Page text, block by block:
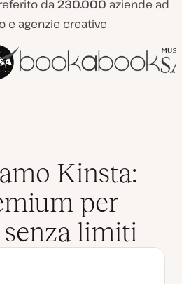
da 230.000 aziende ad
e agenzie creative
Kinsta:
per
limiti